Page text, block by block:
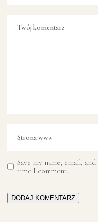
Save my name, email,
time I comment.
DODAJ KOMENTARZ